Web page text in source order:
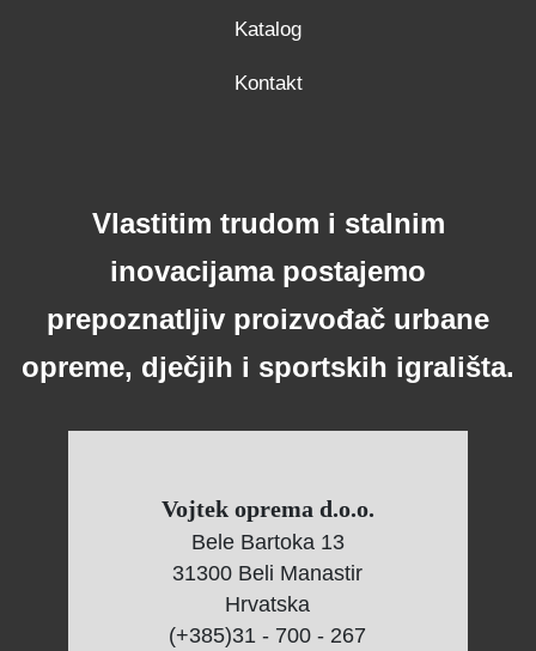
Katalog
Kontakt
Vlastitim trudom i stalnim
inovacijama postajemo
prepoznatljiv proizvođač urbane
opreme, dječjih i sportskih igrališta.
Vojtek oprema d.o.o.
Bele Bartoka 13
31300 Beli Manastir
Hrvatska
(+385)31 - 700 - 267